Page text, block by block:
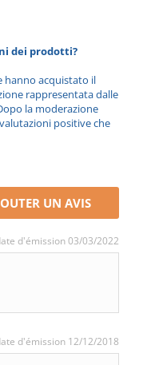
dei prodotti?
hanno acquistato il
rappresentata dalle
la moderazione
positive che
UN AVIS
d'émission 03/03/2022
d'émission 12/12/2018